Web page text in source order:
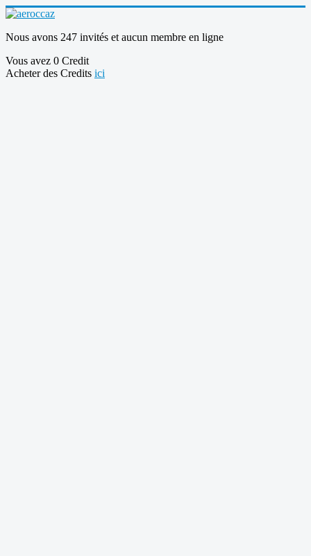
Nous avons 247 invités et aucun membre en ligne
Vous avez 0 Credit
Acheter des Credits ici